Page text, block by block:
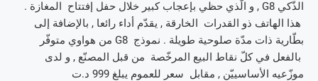
الذّكي G8 , و الّذي حظي بإعجاب كبير خلال حفل إفتتاح المغازة .
هذا الهاتف ذو القدرات الخارقة , يقدّم أداء رائعا , بالإضافة إلى
بطّارية ذات مدّة صلوحية طويلة . نموذج G8 من هواوي متوفّر
بالفعل في كلّ نقاط البيع المرخّصة من قبل المصنّع , و لدى
موزّعيه الأساسييّن , مقابل سعر للعموم يبلغ 999 د.ت